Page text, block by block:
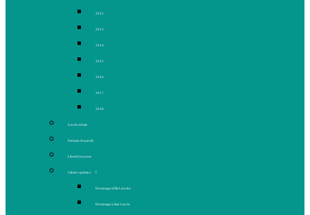
2012
2013
2014
2015
2016
2017
2018
Gaz de schiste
Femmes de parole
Liberté de presse
Cahiers spéciaux
Hommage à Élie Laroche
Hommage à Jean Laurin